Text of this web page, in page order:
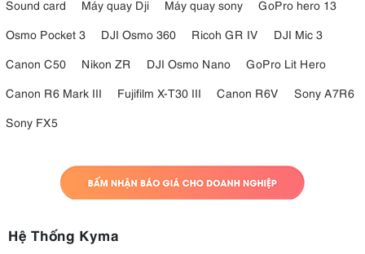
Sound card
Máy quay Dji Máy quay sony
GoPro hero 13
Osmo Pocket 3
DJI Osmo 360 Ricoh GR IV
DJI Mic 3
Canon C50
Nikon ZR DJI Osmo Nano
GoPro Lit Hero
Canon R6 Mark III
Fujifilm X-T30 III Canon R6V
Sony A7R6
Sony FX5
Hệ Thống Kyma